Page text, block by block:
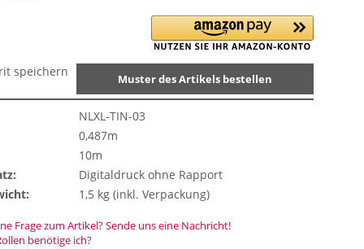
Muster des Artikels bestellen
speichern
NLXL-TIN-03
0,487m
10m
Digitaldruck ohne Rapport
1,5 kg (inkl. Verpackung)
Frage zum Artikel? Sende uns eine Nachricht!
benötige ich?